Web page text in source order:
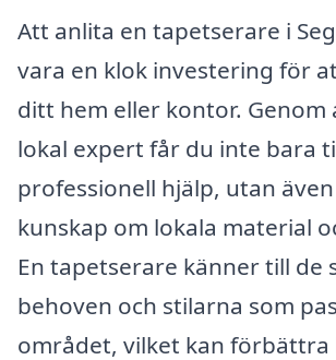
Att anlita en tapetserare i
vara en klok investering för
ditt hem eller kontor. Genom
lokal expert får du inte bara
professionell hjälp, utan
kunskap om lokala material
En tapetserare känner till de
behoven och stilarna som
området, vilket kan förbättra